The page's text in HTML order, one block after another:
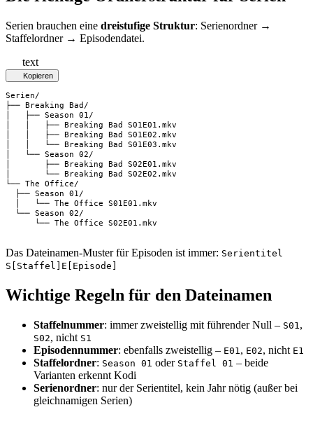
Serien brauchen eine dreistufige Struktur: Serienordner →
Staffelordner → Episodendatei.
text
Kopieren
Serien/
├── Breaking Bad/
│   ├── Season 01/
│   │   ├── Breaking Bad S01E01.mkv
│   │   ├── Breaking Bad S01E02.mkv
│   │   └── Breaking Bad S01E03.mkv
│   └── Season 02/
│       ├── Breaking Bad S02E01.mkv
│       └── Breaking Bad S02E02.mkv
└── The Office/
  ├── Season 01/
  │   └── The Office S01E01.mkv
  └── Season 02/
      └── The Office S02E01.mkv
Das Dateinamen-Muster für Episoden ist immer: Serientitel
S[Staffel]E[Episode]
Wichtige Regeln für den Dateinamen
Staffelnummer: immer zweistellig mit führender Null – S01 ,
S02, nicht S1
Episodennummer: ebenfalls zweistellig – E01 , E02, nicht E1
Staffelordner: Season 01 oder Staffel 01 – beide
Varianten erkennt Kodi
Serienordner: nur der Serientitel, kein Jahr nötig (außer bei
gleichnamigen Serien)